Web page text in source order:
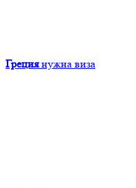
Греция нужна виза